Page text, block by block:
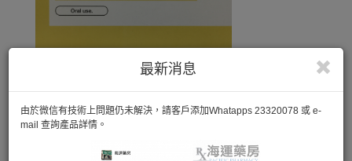
最新消息
由於微信有技術上問題仍未解決，請客戶添加Whatapps 23320078 或 e-
mail 查詢產品詳情。